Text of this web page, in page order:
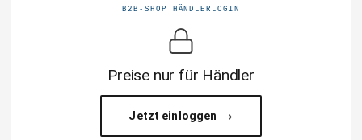
B2B-SHOP HÄNDLERLOGIN
Preise nur für Händler
Jetzt einloggen